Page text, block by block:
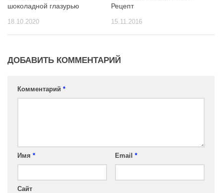
шоколадной глазурью
18.10.2020
Рецепт
15.11.2016
ДОБАВИТЬ КОММЕНТАРИЙ
Комментарий *
Имя * Email *
Сайт